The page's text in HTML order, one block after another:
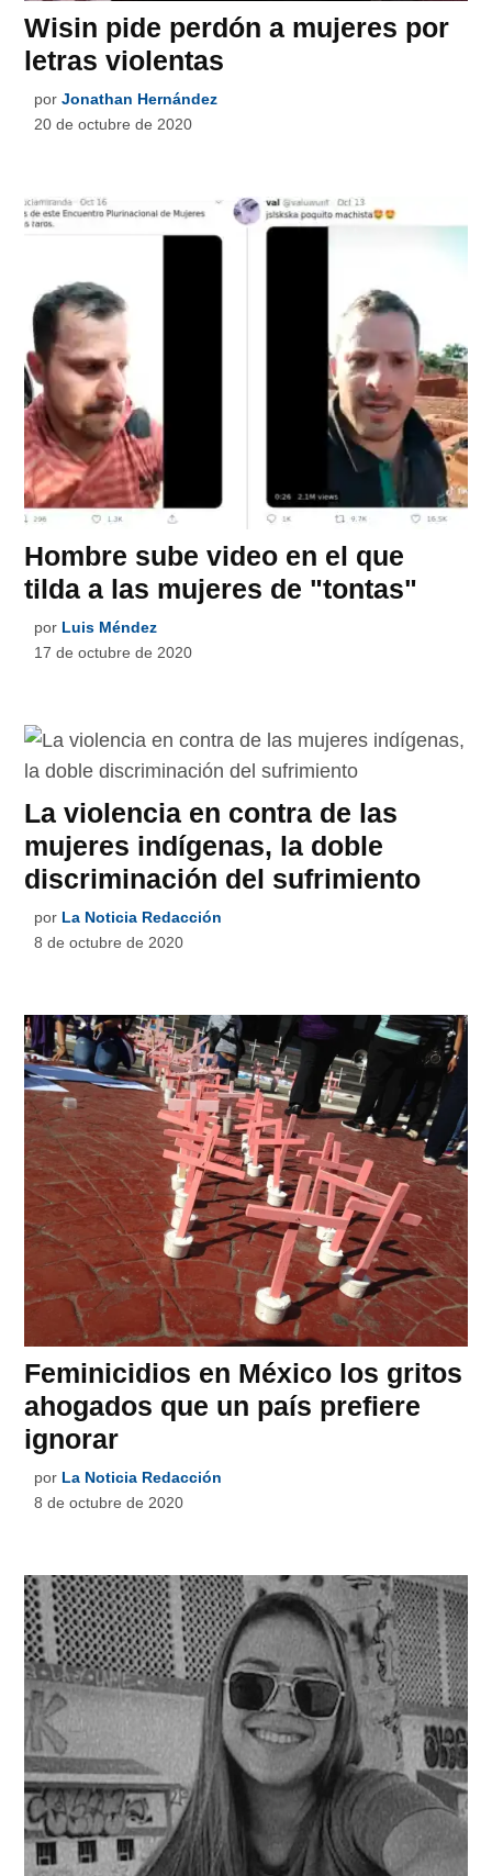
Wisin pide perdón a mujeres por
letras violentas
por Jonathan Hernández
20 de octubre de 2020
Hombre sube video en el que
tilda a las mujeres de "tontas"
por Luis Méndez
17 de octubre de 2020
La violencia en contra de las
mujeres indígenas, la doble
discriminación del sufrimiento
por La Noticia Redacción
8 de octubre de 2020
Feminicidios en México los gritos
ahogados que un país prefiere
ignorar
por La Noticia Redacción
8 de octubre de 2020